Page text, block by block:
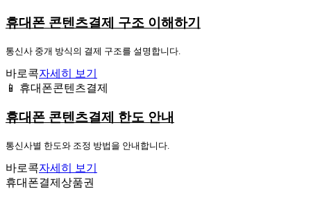
휴대폰 콘텐츠결제 구조 이해하기
통신사 중개 방식의 결제 구조를 설명합니다.
바로콕자세히 보기
📱 휴대폰콘텐츠결제
휴대폰 콘텐츠결제 한도 안내
통신사별 한도와 조정 방법을 안내합니다.
바로콕자세히 보기
휴대폰결제상품권